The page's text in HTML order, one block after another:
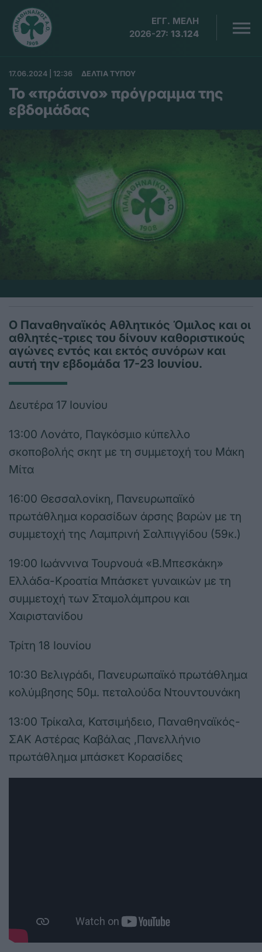
ΕΓΓ. ΜΕΛΗ
2026-27: 13.124
17.06.2024 | 12:36 ΔΕΛΤΙΑ ΤΥΠΟΥ
Το «πράσινο» πρόγραμμα της
εβδομάδας
Ο Παναθηναϊκός Αθλητικός Όμιλος και οι
αθλητές-τριες του δίνουν καθοριστικούς
αγώνες εντός και εκτός συνόρων και
αυτή την εβδομάδα 17-23 Ιουνίου.
Δευτέρα 17 Ιουνίου
13:00 Λονάτο, Παγκόσμιο κύπελλο
σκοποβολής σκητ με τη συμμετοχή του Μάκη
Μίτα
16:00 Θεσσαλονίκη, Πανευρωπαϊκό
πρωτάθλημα κορασίδων άρσης βαρών με τη
συμμετοχή της Λαμπρινή Σαλπιγγίδου (59κ.)
19:00 Ιωάννινα Τουρνουά «Β.Μπεσκάκη»
Ελλάδα-Κροατία Μπάσκετ γυναικών με τη
συμμετοχή των Σταμολάμπρου και
Χαιριστανίδου
Τρίτη 18 Ιουνίου
10:30 Βελιγράδι, Πανευρωπαϊκό πρωτάθλημα
κολύμβησης 50μ. πεταλούδα Ντουντουνάκη
13:00 Τρίκαλα, Κατσιμήδειο, Παναθηναϊκός-
ΣΑΚ Αστέρας Καβάλας ,Πανελλήνιο
πρωτάθλημα μπάσκετ Κορασίδες